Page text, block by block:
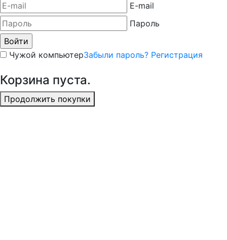
E-mail
Пароль
Чужой компьютерЗабыли пароль? Регистрация
Корзина пуста.
Продолжить покупки